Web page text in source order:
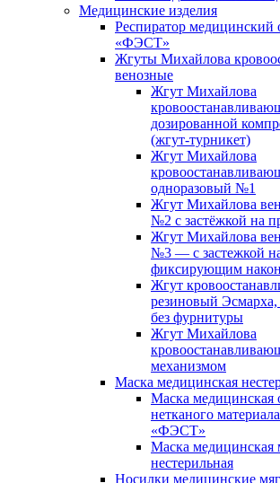
Медицинские изделия
Респиратор медицинский
«ФЭСТ»
Жгуты Михайлова
венозные
Жгут Михайлова
дозированной
(жгут-турникет)
Жгут Михайлова
одноразовый №1
Жгут Михайлова
№2 с застёжкой на
Жгут Михайлова
№3 — с застежкой
фиксирующим
Жгут
резиновый
без фурнитуры
Жгут Михайлова
механизмом
Маска медицинская
Маска медицинская
нетканого
«ФЭСТ»
Маска медицинская
нестерильная
Носилки медицинские